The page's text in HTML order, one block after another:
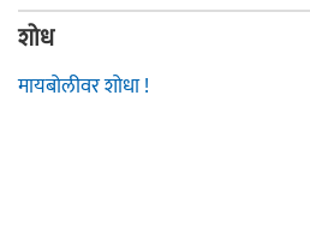
शोध
मायबोलीवर शोधा !